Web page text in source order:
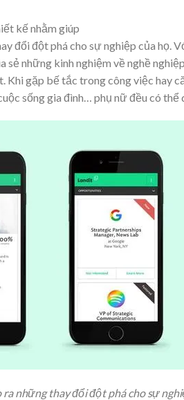
kế nhằm giúp
đổi đột phá cho sự nghiệp của họ.
sẻ những kinh nghiệm về nghề
Khi gặp bế tắc trong công việc hay
sống gia đình… phụ nữ đều có thể
những thay đổi đột phá cho sự